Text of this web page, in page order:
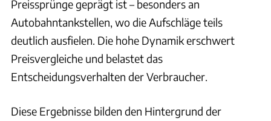
Preissprünge geprägt ist – besonders an
Autobahntankstellen, wo die Aufschläge teils
deutlich ausfielen. Die hohe Dynamik erschwert
Preisvergleiche und belastet das
Entscheidungsverhalten der Verbraucher.
Diese Ergebnisse bilden den Hintergrund der